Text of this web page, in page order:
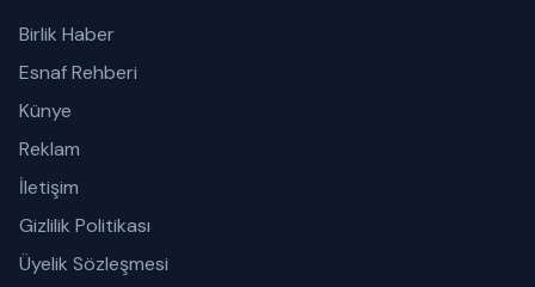
Birlik Haber
Esnaf Rehberi
Künye
Reklam
İletişim
Gizlilik Politikası
Üyelik Sözleşmesi